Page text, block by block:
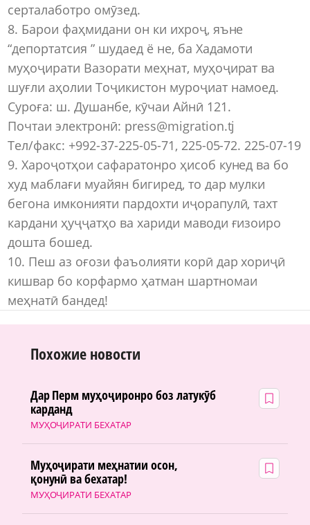
серталаботро омӯзед.
8. Барои фаҳмидани он ки ихроҷ, яъне
“депортатсия ” шудаед ё не, ба Хадамоти
муҳоҷирати Вазорати меҳнат, муҳоҷират ва
шуғли аҳолии Тоҷикистон муроҷиат намоед.
Суроға: ш. Душанбе, кӯчаи Айнӣ 121.
Почтаи электронӣ: press@migration.tj
Тел/факс: +992-37-225-05-71, 225-05-72. 225-07-19
9. Хароҷотҳои сафаратонро ҳисоб кунед ва бо
худ маблағи муайян бигиред, то дар мулки
бегона имконияти пардохти иҷорапулӣ, тахт
кардани ҳуҷҷатҳо ва хариди маводи ғизоиро
дошта бошед.
10. Пеш аз оғози фаъолияти корӣ дар хориҷӣ
кишвар бо корфармо ҳатман шартномаи
меҳнатӣ бандед!
Похожие новости
МУҲОҶИРАТИ БЕХАТАР
Дар Перм муҳоҷиронро боз латукӯб
карданд
МУҲОҶИРАТИ БЕХАТАР
Муҳоҷирати меҳнатии осон,
қонунӣ ва бехатар!